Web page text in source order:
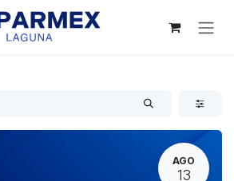
AGO
13